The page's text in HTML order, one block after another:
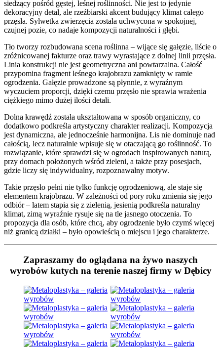
siedzący pośród gęstej, leśnej roślinności. Nie jest to jedynie
dekoracyjny detal, ale rzeźbiarski akcent budujący klimat całego
przęsła. Sylwetka zwierzęcia została uchwycona w spokojnej,
czujnej pozie, co nadaje kompozycji naturalności i głębi.
Tło tworzy rozbudowana scena roślinna – wijące się gałęzie, liście o
zróżnicowanej fakturze oraz trawy wyrastające z dolnej linii przęsła.
Linia konstrukcji nie jest geometryczna ani powtarzalna. Całość
przypomina fragment leśnego krajobrazu zamknięty w ramie
ogrodzenia. Gałęzie prowadzone są płynnie, z wyraźnym
wyczuciem proporcji, dzięki czemu przęsło nie sprawia wrażenia
ciężkiego mimo dużej ilości detali.
Dolna krawędź została ukształtowana w sposób organiczny, co
dodatkowo podkreśla artystyczny charakter realizacji. Kompozycja
jest dynamiczna, ale jednocześnie harmonijna. Lis nie dominuje nad
całością, lecz naturalnie wpisuje się w otaczającą go roślinność. To
rozwiązanie, które sprawdzi się w ogrodach inspirowanych naturą,
przy domach położonych wśród zieleni, a także przy posesjach,
gdzie liczy się indywidualny, rozpoznawalny motyw.
Takie przęsło pełni nie tylko funkcję ogrodzeniową, ale staje się
elementem krajobrazu. W zależności od pory roku zmienia się jego
odbiór – latem stapia się z zielenią, jesienią podkreśla naturalny
klimat, zimą wyraźnie rysuje się na tle jasnego otoczenia. To
propozycja dla osób, które chcą, aby ogrodzenie było czymś więcej
niż granicą działki – było opowieścią o miejscu i jego charakterze.
Zapraszamy do oglądana na żywo naszych
wyrobów kutych na terenie naszej firmy w Dębicy